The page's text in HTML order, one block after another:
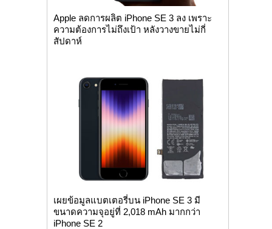
Apple ลดการผลิต iPhone SE 3 ลง เพราะ
ความต้องการไม่ถึงเป้า หลังวางขายไม่กี่
สัปดาห์
เผยข้อมูลแบตเตอรี่บน iPhone SE 3 มี
ขนาดความจุอยู่ที่ 2,018 mAh มากกว่า
iPhone SE 2